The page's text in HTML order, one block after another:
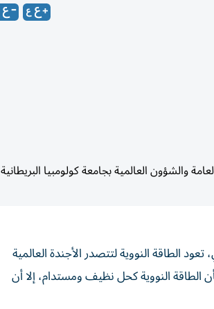
والشؤون العالمية بجامعة كولومبيا البريطانية
الطاقة النووية لتتصدر الأجندة العالمية
الطاقة النووية كحل نظيف ومستدام، إلا أن